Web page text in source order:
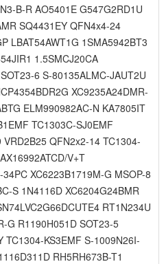
B-R AO5401E G547G2RD1U
SQ4431EY QFN4x4-24
LBAT54AWT1G 1SMA5942BT3
1.5SMCJ20CA
6 S-80135ALMC-JAUT2U
XC9235A24DMR-
ELM990982AC-N KA7805IT
TC1303C-SJ0EMF
QFN2x2-14 TC1304-
V+T
XC6223B1719M-G MSOP-8
S 1N4116D XC6204G24BMR
RT1N234U
G R1190H051D SOT23-5
TC1304-KS3EMF S-1009N26I-
RH5RH673B-T1